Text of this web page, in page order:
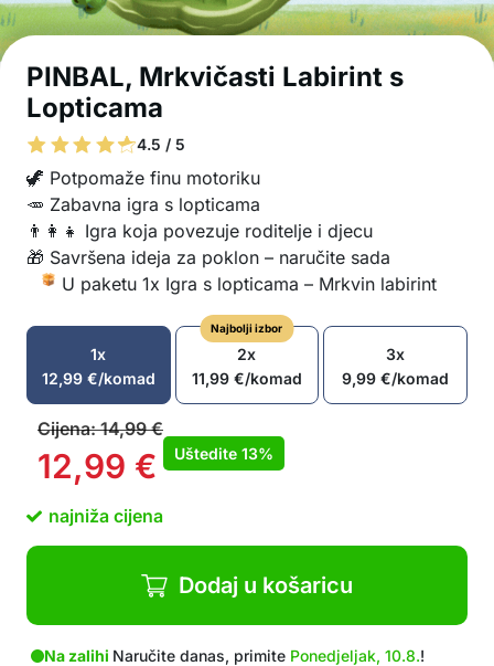
PINBAL, Mrkvičasti Labirint s
Lopticama
4.5 / 5
🦖 Potpomaže finu motoriku
🥕 Zabavna igra s lopticama
👨‍👩‍👧 Igra koja povezuje roditelje i djecu
🎁 Savršena ideja za poklon – naručite sada
U paketu 1x Igra s lopticama – Mrkvin labirint
1x
12,99 €/komad
Najbolji izbor
2x
11,99 €/komad
3x
9,99€/komad
Cijena:14,99€
12,99 € Uštedite 13%
najniža cijena
Dodaj u košaricu
Na zalihi Naručite danas, primite Ponedjeljak, 10.8.!